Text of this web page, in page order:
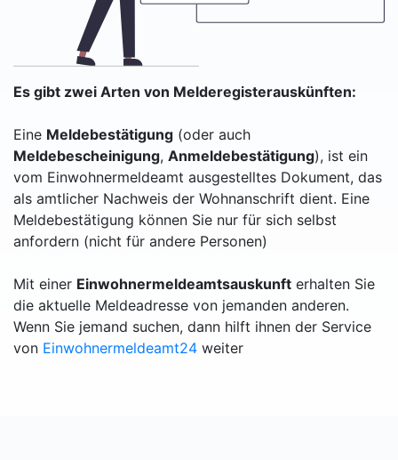
Es gibt zwei Arten von Melderegisterauskünften:
Eine Meldebestätigung (oder auch
Meldebescheinigung, Anmeldebestätigung), ist ein
vom Einwohnermeldeamt ausgestelltes Dokument, das
als amtlicher Nachweis der Wohnanschrift dient. Eine
Meldebestätigung können Sie nur für sich selbst
anfordern (nicht für andere Personen)
Mit einer Einwohnermeldeamtsauskunft erhalten Sie
die aktuelle Meldeadresse von jemanden anderen.
Wenn Sie jemand suchen, dann hilft ihnen der Service
von Einwohnermeldeamt24 weiter